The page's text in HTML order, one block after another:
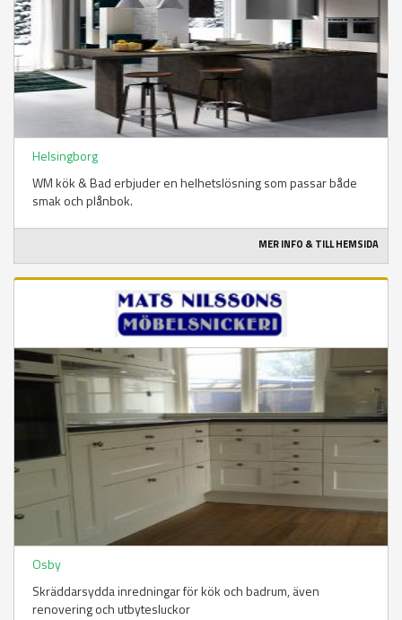
Helsingborg
WM kök & Bad erbjuder en helhetslösning som passar både
smak och plånbok.
MER INFO & TILL HEMSIDA
Osby
Skräddarsydda inredningar för kök och badrum, även
renovering och utbytesluckor